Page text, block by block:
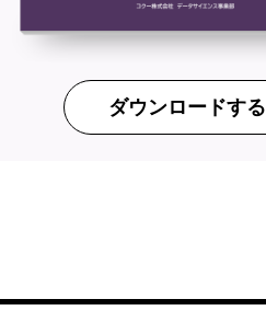
ダウンロードする